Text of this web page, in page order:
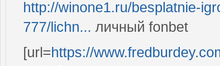
http://winone1.ru/besplatnie-
777/lichn... личный fonbet
[url=https://